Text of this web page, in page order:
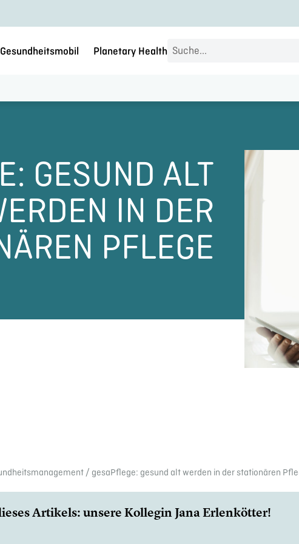
Planetary Health Search
GESUND ALT
IN DER
PFLEGE
/ gesaPflege: gesund alt werden in der statio­nä­ren
Artikels: unsere Kollegin Jana Erlen­köt­ter!